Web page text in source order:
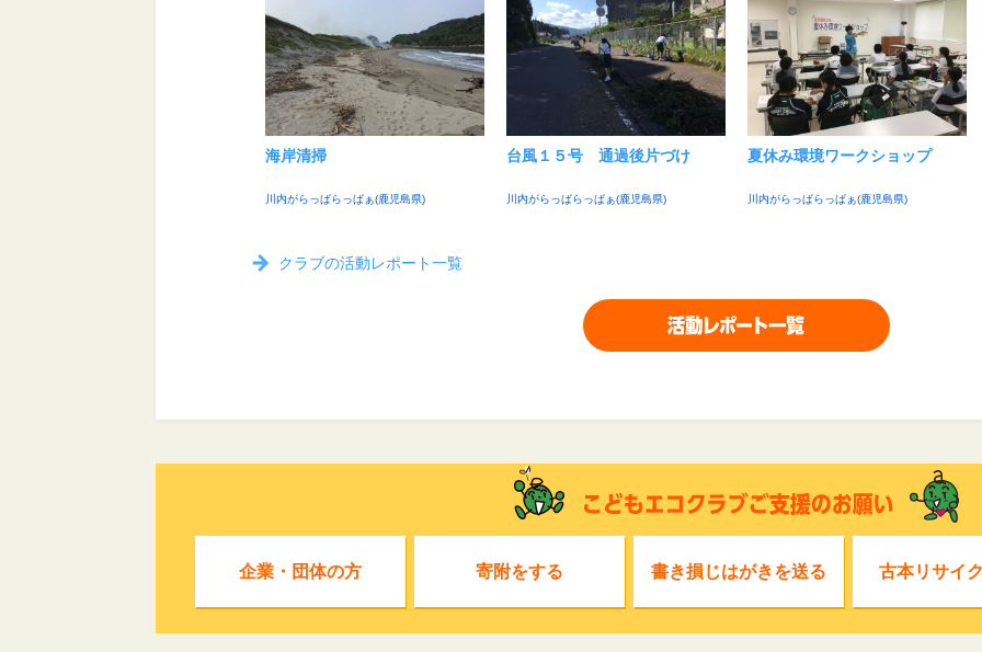
海岸清掃
川内がらっぱらっぱぁ(鹿児島県)
台風１５号 通過後片づけ
川内がらっぱらっぱぁ(鹿児島県)
夏休み環境ワークショップ
川内がらっぱらっぱぁ(鹿児島県)
クラブの活動レポート一覧
企業・団体の方 寄附をする 書き損じはがきを送る 古本リサイ